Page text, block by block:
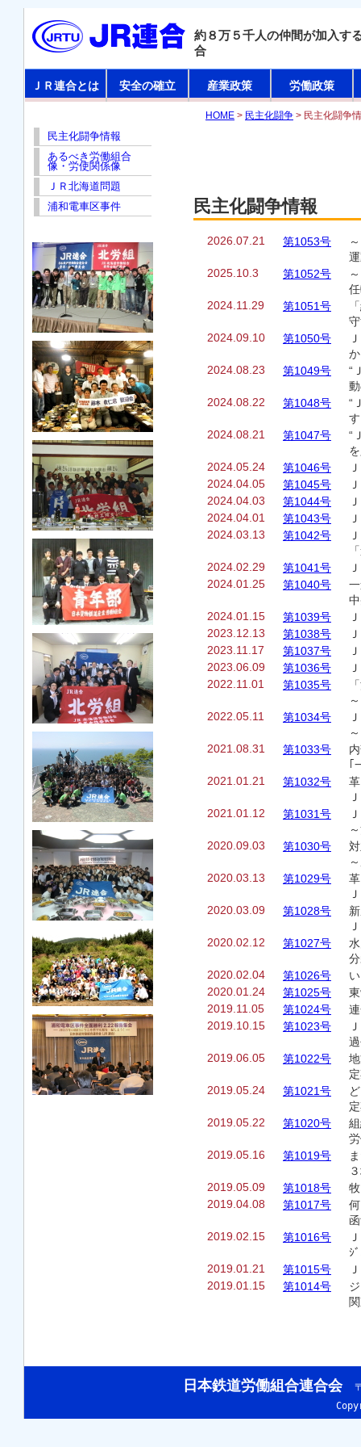
約８万５千人の仲間が加入す
合
ＪＲ連合とは 安全の確立 産業政策 労働政策
民主化闘争情報
あるべき労働組合
像・労使関係像
ＪＲ北海道問題
浦和電車区事件
HOME > 民主化闘争 > 民主化闘争
民主化闘争情報
2026.07.21 第1053号
2025.10.3
第1052号
2024.11.29
第1051号
2024.09.10
第1050号
2024.08.23
第1049号
“
2024.08.22
第1048号
“
2024.08.21
第1047号
“
2024.05.24
第1046号
2024.04.05
第1045号
2024.04.03
第1044号
2024.04.01
第1043号
2024.03.13
第1042号
2024.02.29
第1041号
2024.01.25
第1040号
2024.01.15
第1039号
2023.12.13
第1038号
2023.11.17
第1037号
2023.06.09
第1036号
2022.11.01
第1035号
2022.05.11
第1034号
2021.08.31
第1033号
2021.01.21
第1032号
2021.01.12
第1031号
2020.09.03
第1030号
2020.03.13
第1029号
2020.03.09
第1028号
2020.02.12
第1027号
2020.02.04
第1026号
2020.01.24
第1025号
2019.11.05
第1024号
2019.10.15
第1023号
2019.06.05
第1022号
2019.05.24
第1021号
2019.05.22
第1020号
2019.05.16
第1019号
2019.05.09
第1018号
2019.04.08
第1017号
2019.02.15
第1016号
ｼ
2019.01.21
第1015号
2019.01.15
第1014号
日本鉄道労働組合連合会